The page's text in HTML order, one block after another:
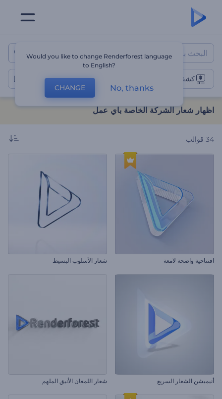
اظهار شعار الشركة الخاصة باي
كشف عن شعار الشركة
اظهار شعار الشركة الخاصة باي عمل
34 قوالب
افتتاحية واضحة لامعة شعار الأسلوب البسيط
أنيميشن الشعار السريع شعار اللمعان الأنيق الملهم
Would you like to change Renderforest language
to English?
CHANGE No, thanks